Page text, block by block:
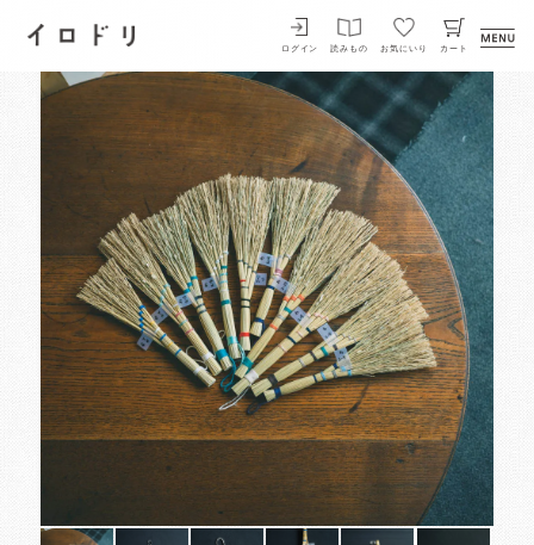
イロドリ
ログイン 読みもの お気にいり カート